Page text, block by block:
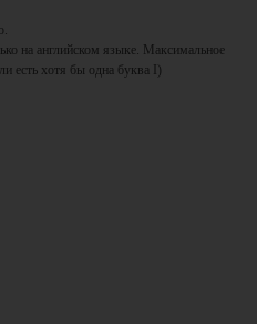
на английском языке. Максимальное
есть хотя бы одна буква I)